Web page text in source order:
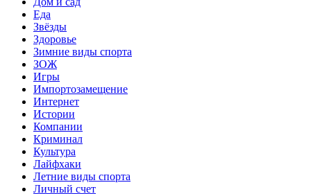
Еда
Звёзды
Здоровье
Зимние виды спорта
ЗОЖ
Игры
Импортозамещение
Интернет
Истории
Компании
Криминал
Культура
Лайфхаки
Летние виды спорта
Личный счет